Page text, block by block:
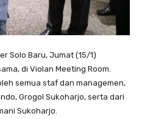
Solo Baru, Jumat (15/1)
di Violan Meeting Room.
semua staf dan managemen,
Grogol Sukoharjo, serta dari
Sukoharjo.